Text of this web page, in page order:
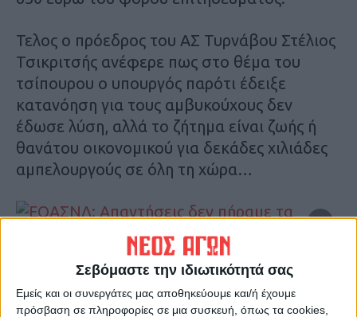
Σεβόμαστε την ιδιωτικότητά σας
Εμείς και οι συνεργάτες μας αποθηκεύουμε και/ή έχουμε
πρόσβαση σε πληροφορίες σε μια συσκευή, όπως τα cookies,
Τελος ο πρόεδρος του ΑΣ Τυρνάβου Στέλιος
Τσικριτσής ανέφερε πως στο θέμα του
τσίπουρου ο υπουργός παρότι έδειξε
κατανόηση για τους αμβυκούχους δεν
έδωσε λύση, αλλά το ζήτημα είναι ζωής ή
θανάτου οικονομικού για δεκάδες χιλιάδες
αμπελουργούς σε όλη τη χώρα…
Τελευταίες Ειδήσεις Σήμερα